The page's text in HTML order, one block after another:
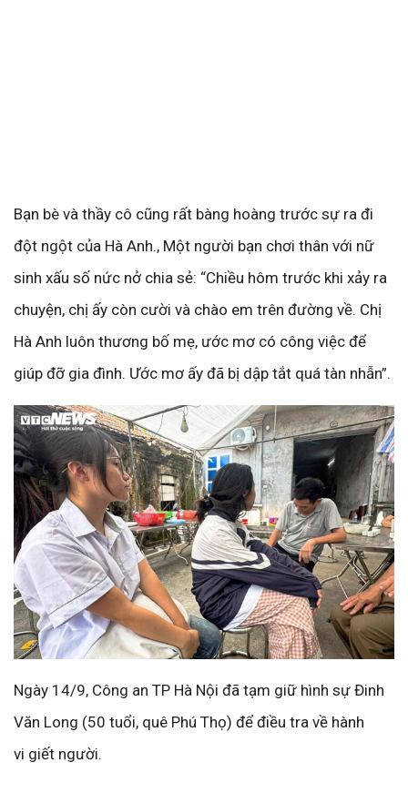
Bạn bè và thầy cô cũng rất bàng hoàng trước sự ra đi
đột ngột của Hà Anh., Một người bạn chơi thân với nữ
sinh xấu số nức nở chia sẻ: “Chiều hôm trước khi xảy ra
chuyện, chị ấy còn cười và chào em trên đường về. Chị
Hà Anh luôn thương bố mẹ, ước mơ có công việc để
giúp đỡ gia đình. Ước mơ ấy đã bị dập tắt quá tàn nhẫn”.
Ngày 14/9, Công an TP Hà Nội đã tạm giữ hình sự Đinh
Văn Long (50 tuổi, quê Phú Thọ) để điều tra về hành
vi giết người.